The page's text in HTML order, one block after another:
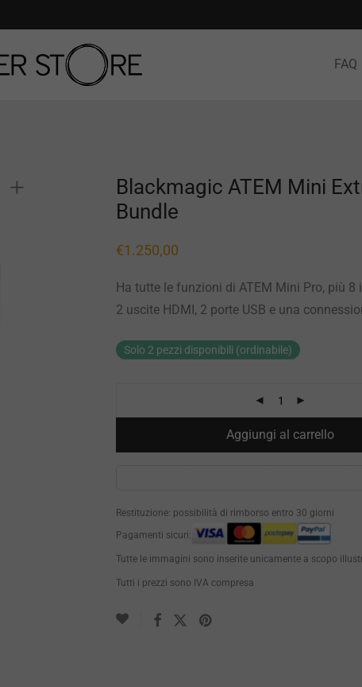
FAQ
Blackmagic ATEM Mini
Bundle
€1.250,00
Ha tutte le funzioni di ATEM Mini Pro, più 8
2 uscite HDMI, 2 porte USB e una
Solo 2 pezzi disponibili (ordinabile)
Aggiungi al carrello
Restituzione: possibilità di rimborso entro 30 giorni
Pagamenti sicuri:
Tutte le immagini sono inserite unicamente a scopo
Tutti i prezzi sono IVA compresa